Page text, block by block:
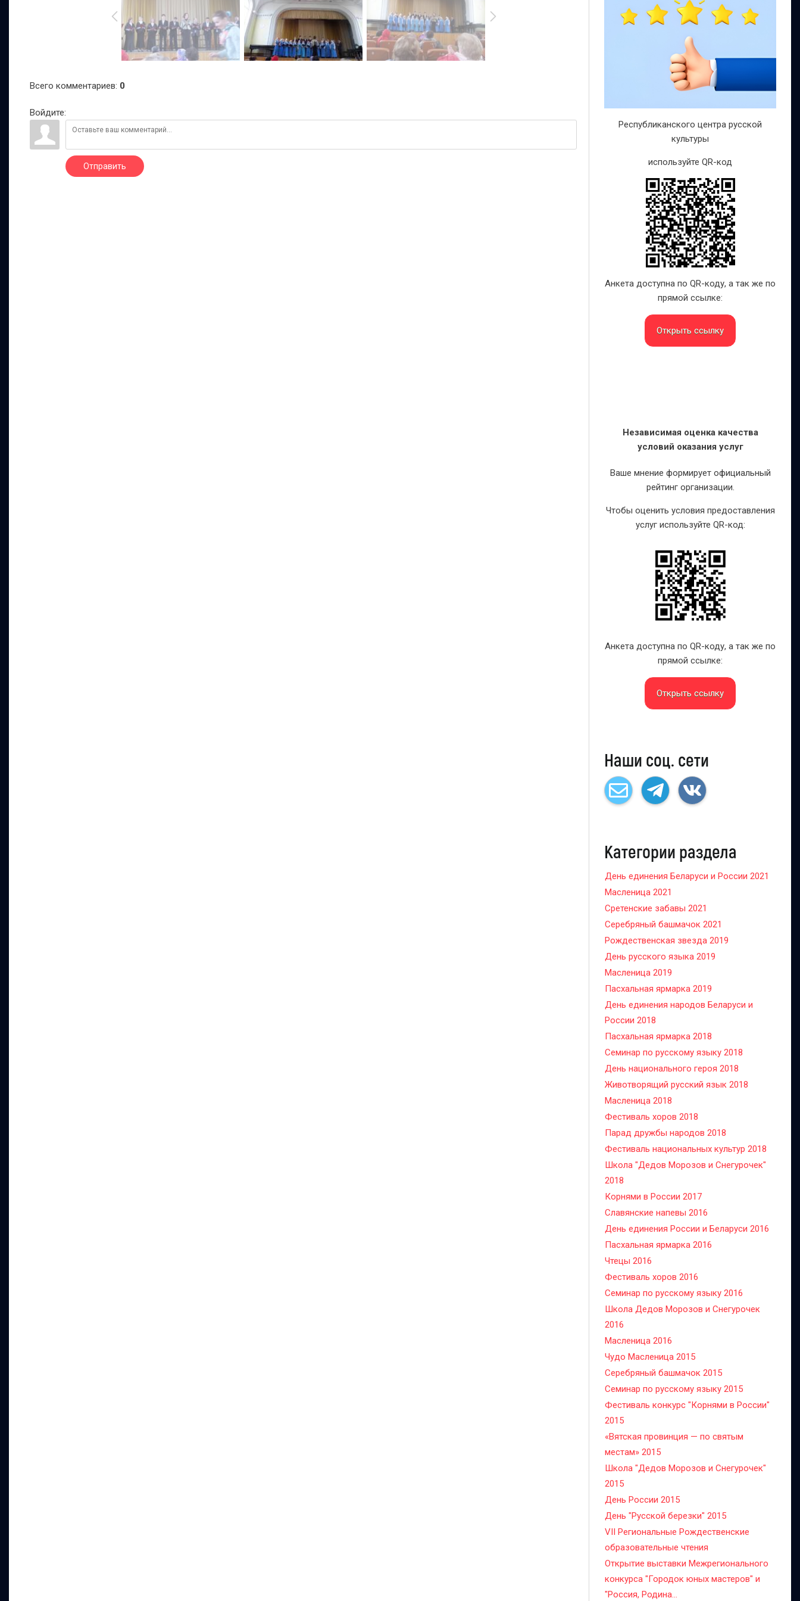
Всего комментариев: 0
Войдите:
Отправить
Республиканского центра русской
культуры
используйте QR-код
Анкета доступна по QR-коду, а так же по
прямой ссылке:
Открыть ссылку
Независимая оценка качества
условий оказания услуг
Ваше мнение формирует официальный
рейтинг организации.
Чтобы оценить условия предоставления
услуг используйте QR-код:
Анкета доступна по QR-коду, а так же по
прямой ссылке:
Открыть ссылку
Наши соц. сети
Категории раздела
День единения Беларуси и России 2021
Масленица 2021
Сретенские забавы 2021
Серебряный башмачок 2021
Рождественская звезда 2019
День русского языка 2019
Масленица 2019
Пасхальная ярмарка 2019
День единения народов Беларуси и
России 2018
Пасхальная ярмарка 2018
Семинар по русскому языку 2018
День национального героя 2018
Животворящий русский язык 2018
Масленица 2018
Фестиваль хоров 2018
Парад дружбы народов 2018
Фестиваль национальных культур 2018
Школа "Дедов Морозов и Снегурочек"
2018
Корнями в России 2017
Славянские напевы 2016
День единения России и Беларуси 2016
Пасхальная ярмарка 2016
Чтецы 2016
Фестиваль хоров 2016
Семинар по русскому языку 2016
Школа Дедов Морозов и Снегурочек
2016
Масленица 2016
Чудо Масленица 2015
Серебряный башмачок 2015
Семинар по русскому языку 2015
Фестиваль конкурс "Корнями в России"
2015
«Вятская провинция — по святым
местам» 2015
Школа "Дедов Морозов и Снегурочек"
2015
День России 2015
День "Русской березки" 2015
VII Региональные Рождественские
образовательные чтения
Открытие выставки Межрегионального
конкурса "Городок юных мастеров" и
"Россия, Родина...